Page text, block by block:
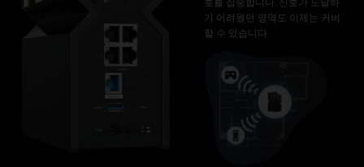
기 어려웠던 영역도 이제는 커버
할 수 있습니다.